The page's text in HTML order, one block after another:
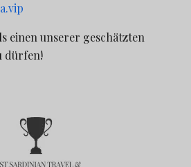
einen unserer geschätzten
dürfen!